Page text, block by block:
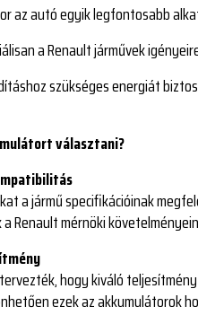
az autó egyik legfontosabb
a Renault járművek
szükséges energiát
választani?
a jármű specifikációinak
Renault mérnöki
hogy kiváló
ezek az akkumulátorok